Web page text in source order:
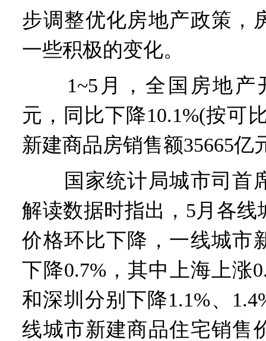
步调整优化房地产政策，
一些积极的变化。
1~5月，全国房地产
元，同比下降10.1%(按可
新建商品房销售额35665亿
国家统计局城市司首
解读数据时指出，5月各线
价格环比下降，一线城市
下降0.7%，其中上海上涨
和深圳分别下降1.1%、
线城市新建商品住宅销售